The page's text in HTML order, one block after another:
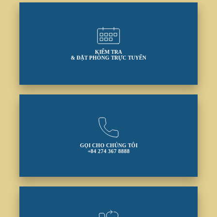
KIỂM TRA
& ĐẶT PHÒNG TRỰC TUYẾN
GỌI CHO CHÚNG TÔI
+84 274 367 8888